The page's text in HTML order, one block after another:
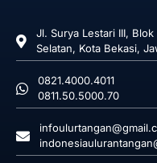
Jl. Surya Lestari III,
Selatan, Kota Bekasi,
0821.4000.4011
0811.50.5000.70